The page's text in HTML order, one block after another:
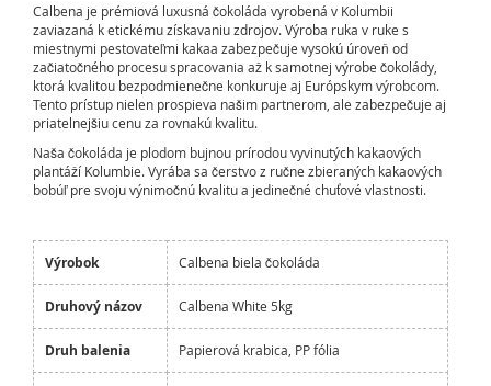
Calbena je prémiová luxusná čokoláda vyrobená v Kolumbii
zaviazaná k etickému získavaniu zdrojov. Výroba ruka v ruke s
miestnymi pestovateľmi kakaa zabezpečuje vysokú úroveň od
začiatočného procesu spracovania až k samotnej výrobe čokolády,
ktorá kvalitou bezpodmienečne konkuruje aj Európskym výrobcom.
Tento prístup nielen prospieva našim partnerom, ale zabezpečuje aj
priatelnejšiu cenu za rovnakú kvalitu.
Naša čokoláda je plodom bujnou prírodou vyvinutých kakaových
plantáží Kolumbie. Vyrába sa čerstvo z ručne zbieraných kakaových
bobúľ pre svoju výnimočnú kvalitu a jedinečné chuťové vlastnosti.
Výrobok Calbena biela čokoláda
Druhový názov Calbena White 5kg
Druh balenia Papierová krabica, PP fólia